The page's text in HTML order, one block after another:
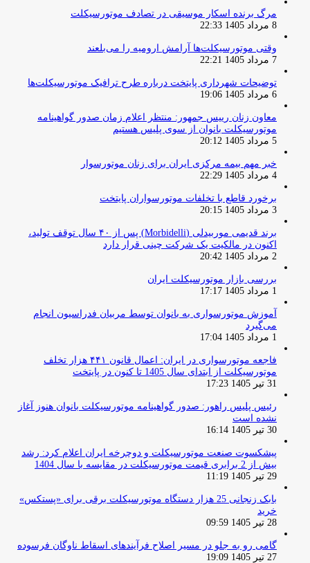
مرگ برنده اسکار موسیقی در تصادف موتورسیکلت
8 مرداد 1405 22:33
وقتی موتورسیکلت‌ها آرامش ارومیه را می‌بلعند
7 مرداد 1405 22:21
توضیحات شهرداری پایتخت درباره طرح ترافیک موتورسیکلت‌ها
6 مرداد 1405 19:06
معاون زنان رییس جمهور: منتظر اعلام زمان صدور گواهینامه
موتورسیکلت بانوان از سوی پلیس هستیم
5 مرداد 1405 20:12
خبر مهم بیمه مرکزی ایران برای زنان موتورسوار
4 مرداد 1405 22:29
برخورد قاطع با تخلفات موتورسواران پایتخت
3 مرداد 1405 20:15
برند قدیمی موربیدلی (Morbidelli) پس از ۴۰ سال توقف تولید،
اکنون در مالکیت یک شرکت چینی قرار دارد
2 مرداد 1405 20:42
بررسی بازار موتورسیکلت ایران
1 مرداد 1405 17:17
آموزش موتورسواری به بانوان توسط مربیان فدراسیون انجام
می‌گیرد
1 مرداد 1405 17:04
فاجعه موتورسواری در ایران: اعمال قانون ۴۴۱ هزار تخلف
موتورسیکلت از ابتدای سال 1405 تا کنون در پایتخت
31 تیر 1405 17:23
رئیس پلیس راهور: صدور گواهینامه موتورسیکلت بانوان هنوز آغاز
نشده است
30 تیر 1405 16:14
پیشکسوت صنعت موتورسیکلت و دوچرخه ایران اعلام کرد: رشد
بیش از 2 برابری قیمت موتورسیکلت در مقایسه با سال 1404
29 تیر 1405 11:19
بابک زنجانی 25 هزار دستگاه موتورسیکلت برقی برای «پستکس»
خرید
28 تیر 1405 09:59
گامی رو به جلو در مسیر اصلاح فرآیندهای اسقاط ناوگان فرسوده
27 تیر 1405 19:09